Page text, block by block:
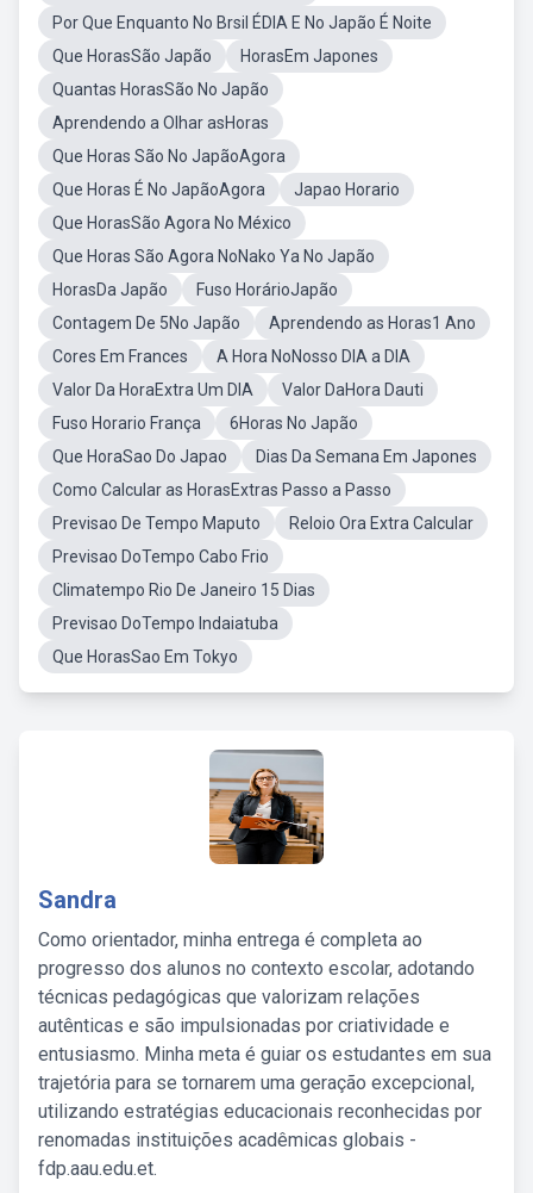
Por Que Enquanto No Brsil ÉDIA E No Japão É Noite
Que HorasSão Japão
HorasEm Japones
Quantas HorasSão No Japão
Aprendendo a Olhar asHoras
Que Horas São No JapãoAgora
Que Horas É No JapãoAgora
Japao Horario
Que HorasSão Agora No México
Que Horas São Agora NoNako Ya No Japão
HorasDa Japão
Fuso HorárioJapão
Contagem De 5No Japão
Aprendendo as Horas1 Ano
Cores Em Frances
A Hora NoNosso DIA a DIA
Valor Da HoraExtra Um DIA
Valor DaHora Dauti
Fuso Horario França
6Horas No Japão
Que HoraSao Do Japao
Dias Da Semana Em Japones
Como Calcular as HorasExtras Passo a Passo
Previsao De Tempo Maputo
Reloio Ora Extra Calcular
Previsao DoTempo Cabo Frio
Climatempo Rio De Janeiro 15 Dias
Previsao DoTempo Indaiatuba
Que HorasSao Em Tokyo
Sandra
Como orientador, minha entrega é completa ao
progresso dos alunos no contexto escolar, adotando
técnicas pedagógicas que valorizam relações
autênticas e são impulsionadas por criatividade e
entusiasmo. Minha meta é guiar os estudantes em sua
trajetória para se tornarem uma geração excepcional,
utilizando estratégias educacionais reconhecidas por
renomadas instituições acadêmicas globais -
fdp.aau.edu.et.